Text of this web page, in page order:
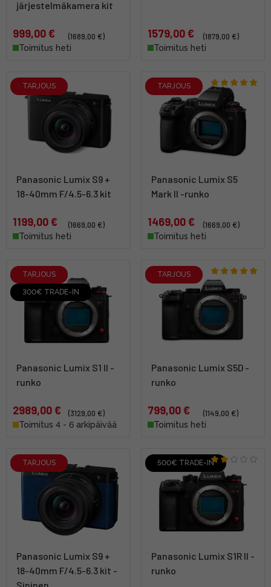
järjestelmäkamera kit
999,00 €
(1689,00 €)
Toimitus heti
1579,00 €
(1879,00 €)
Toimitus heti
TARJOUS
Panasonic Lumix S9 +
18-40mm F/4.5-6.3 kit
1199,00 €
(1669,00 €)
Toimitus heti
TARJOUS
Panasonic Lumix S5
Mark II -runko
1469,00 €
(1669,00 €)
Toimitus heti
TARJOUS
300€ TRADE-IN
Panasonic Lumix S1 II -
runko
2989,00 €
(3129,00 €)
Toimitus 4 - 6 arkipäivää
TARJOUS
Panasonic Lumix S5D -
runko
799,00 €
(1149,00 €)
Toimitus heti
TARJOUS
Panasonic Lumix S9 +
18-40mm F/4.5-6.3 kit -
500€ TRADE-IN
Panasonic Lumix S1R II -
runko